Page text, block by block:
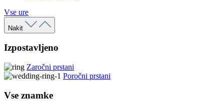
Vse ure
Nakit
Izpostavljeno
Zaročni prstani
Poročni prstani
Vse znamke